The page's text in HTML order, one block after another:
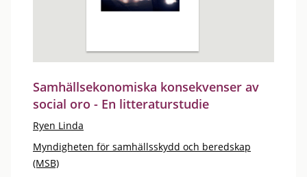
Samhällsekonomiska konsekvenser av
social oro - En litteraturstudie
Ryen Linda
Myndigheten för samhällsskydd och beredskap
(MSB)